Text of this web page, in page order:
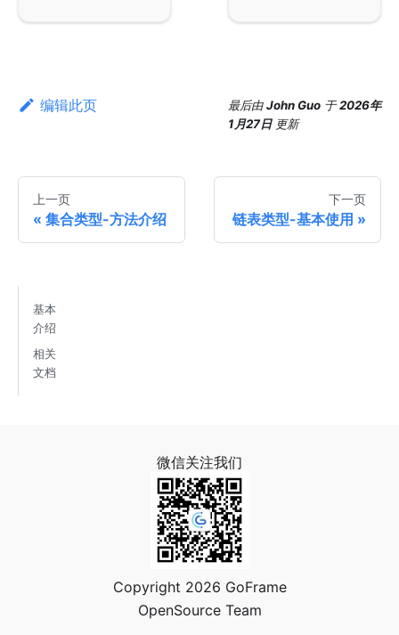
编辑此页 最后由John Guo 于2026年
1月27日 更新
上一页
集合类型-方法介绍
下一页
链表类型-基本使用
基本
介绍
相关
文档
微信关注我们
Copyright 2026 GoFrame
OpenSource Team